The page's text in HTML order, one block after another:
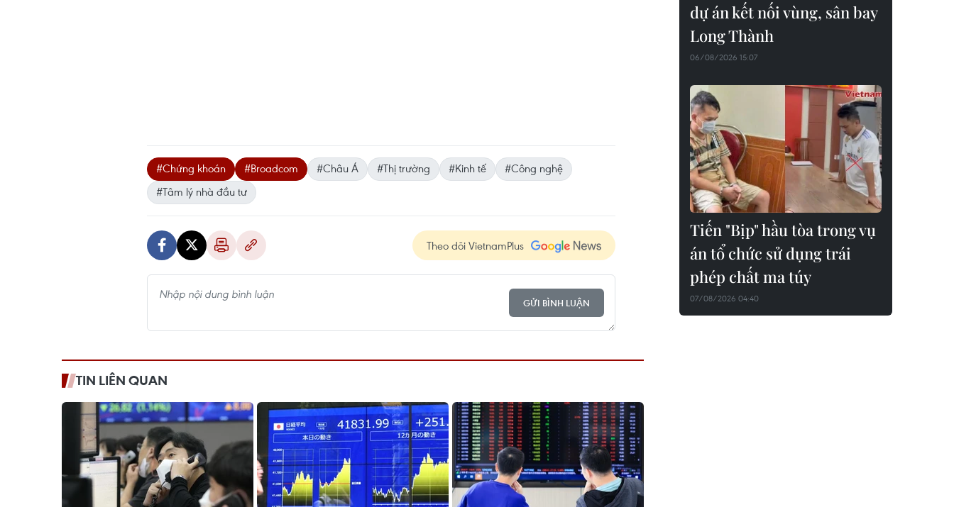
#Chứng khoán #Broadcom #Châu Á #Thị trường #Kinh tế
#Công nghệ
#Tâm lý nhà đầu tư
Theo dõi VietnamPlus
GỬI BÌNH LUẬN
TIN LIÊN QUAN
dự án kết nối vùng, sân bay
Long Thành
06/08/2026 15:07
Tiến "Bịp" hầu tòa trong vụ
án tổ chức sử dụng trái
phép chất ma túy
07/08/2026 04:40